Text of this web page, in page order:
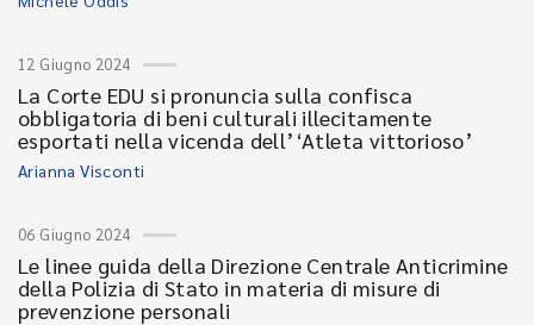
12 Giugno 2024
La Corte EDU si pronuncia sulla confisca
obbligatoria di beni culturali illecitamente
esportati nella vicenda dell’‘Atleta vittorioso’
Arianna Visconti
06 Giugno 2024
Le linee guida della Direzione Centrale Anticrimine
della Polizia di Stato in materia di misure di
prevenzione personali